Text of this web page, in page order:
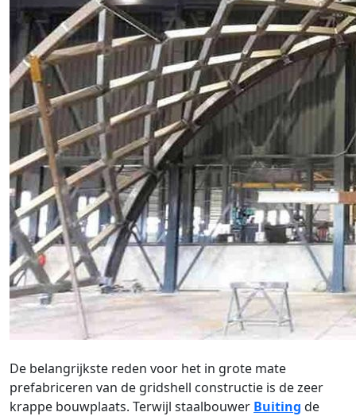
De belangrijkste reden voor het in grote mate
prefabriceren van de gridshell constructie is de zeer
krappe bouwplaats. Terwijl staalbouwer Buiting de